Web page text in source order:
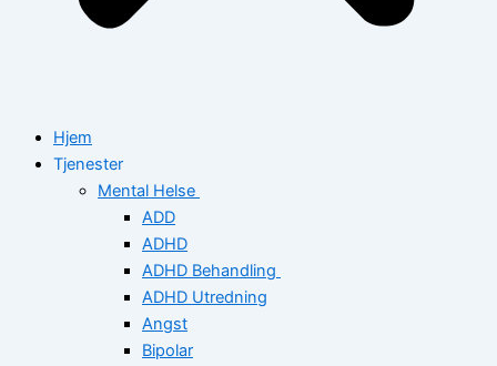
Hjem
Tjenester
Mental Helse
ADD
ADHD
ADHD Behandling
ADHD Utredning
Angst
Bipolar